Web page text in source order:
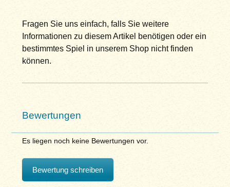
Fragen Sie uns einfach, falls Sie weitere
Informationen zu diesem Artikel benötigen oder ein
bestimmtes Spiel in unserem Shop nicht finden
können.
Bewertungen
Es liegen noch keine Bewertungen vor.
Bewertung schreiben